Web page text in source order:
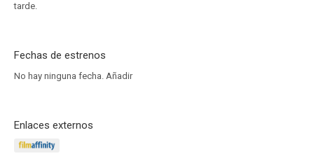
tarde.
Fechas de estrenos
No hay ninguna fecha. Añadir
Enlaces externos